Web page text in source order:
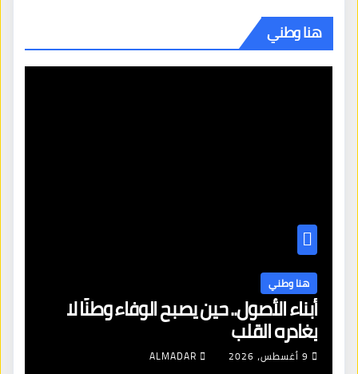
هنا وطني
هنا وطني
أبناء الأصول.. حين يصبح الوفاء وطنًا لا
يغادره القلب
9 أغسطس، 2026 ALMADAR